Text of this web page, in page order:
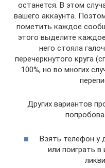
останется. В этом
вашего аккаунта.
пометить каждое
этого выделите
него стояла
перечеркнутого круга
100%, но во многих
Других вариантов
Взять телефон у
или поиграть в